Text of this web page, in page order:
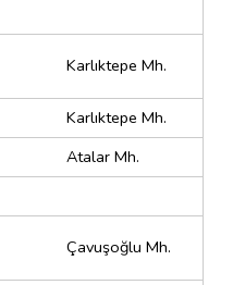
Karlıktepe Mh.
Karlıktepe Mh.
Atalar Mh.
Çavuşoğlu Mh.